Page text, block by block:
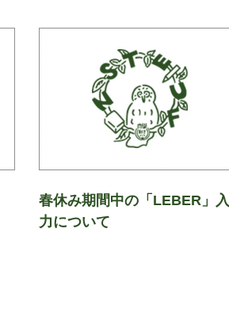
春休み期間中の「LEBER」入
力について